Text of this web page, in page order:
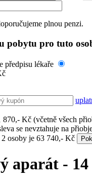
plnou penzi.
pobytu pro tuto
předpisu lékaře
870,- Kč (včetně všech
se nevztahuje na
2 osoby je 63 740,- Kč
aparát -